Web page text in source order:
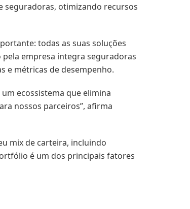
seguradoras, otimizando recursos
todas as suas soluções
empresa integra seguradoras
e métricas de desempenho.
ecossistema que elimina
nossos parceiros”, afirma
mix de carteira, incluindo
é um dos principais fatores